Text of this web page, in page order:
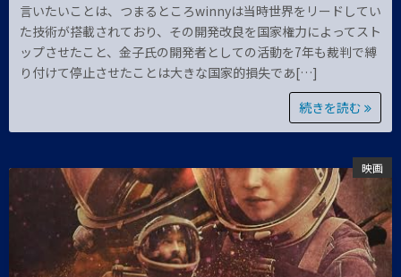
言いたいことは、つまるところwinnyは当時世界をリードしてい
た技術が搭載されており、その開発改良を国家権力によってスト
ップさせたこと、金子氏の開発者としての活動を7年も裁判で縛
り付けて停止させたことは大きな国家的損失であ[…]
続きを読む
映画